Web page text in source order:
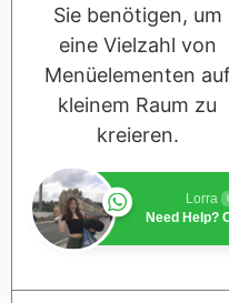
Sie benötigen, um
eine Vielzahl von
Menüelementen auf
kleinem Raum zu
kreieren.
Lorra
Need Help?